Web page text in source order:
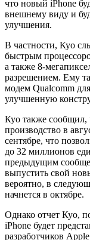
что новый iPhone
внешнему виду и
улучшения.
В частности, Куо
быстрым
а также 8-
разрешением. Ему
модем Qualcomm
улучшенную
Куо также сообщил,
производство в
сентябре, что
до 32 миллионов
предыдущим
выпустить свой
вероятно, в
начнется в октябре.
Однако отчет Куо,
iPhone будет
разработчиков